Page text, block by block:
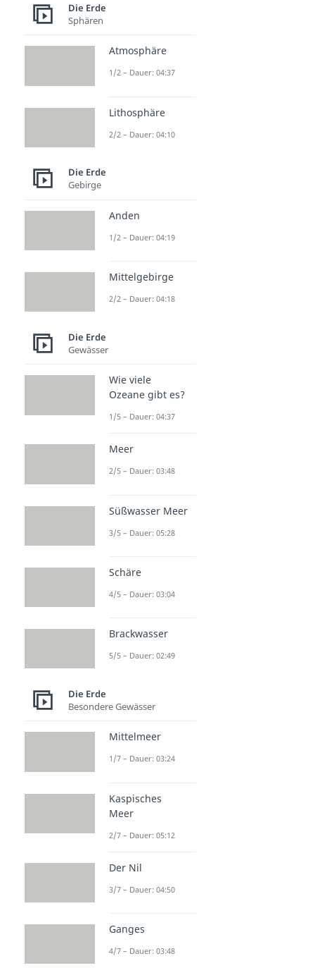
Die Erde
Sphären
Atmosphäre
1/2 – Dauer: 04:37
Lithosphäre
2/2 – Dauer: 04:10
Die Erde
Gebirge
Anden
1/2 – Dauer: 04:19
Mittelgebirge
2/2 – Dauer: 04:18
Die Erde
Gewässer
Wie viele
Ozeane gibt es?
1/5 – Dauer: 04:37
Meer
2/5 – Dauer: 03:48
Süßwasser Meer
3/5 – Dauer: 05:28
Schäre
4/5 – Dauer: 03:04
Brackwasser
5/5 – Dauer: 02:49
Die Erde
Besondere Gewässer
Mittelmeer
1/7 – Dauer: 03:24
Kaspisches
Meer
2/7 – Dauer: 05:12
Der Nil
3/7 – Dauer: 04:50
Ganges
4/7 – Dauer: 03:48